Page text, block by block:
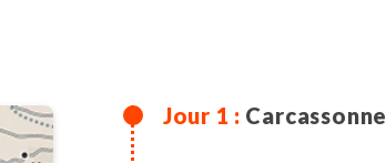
Carcassonne